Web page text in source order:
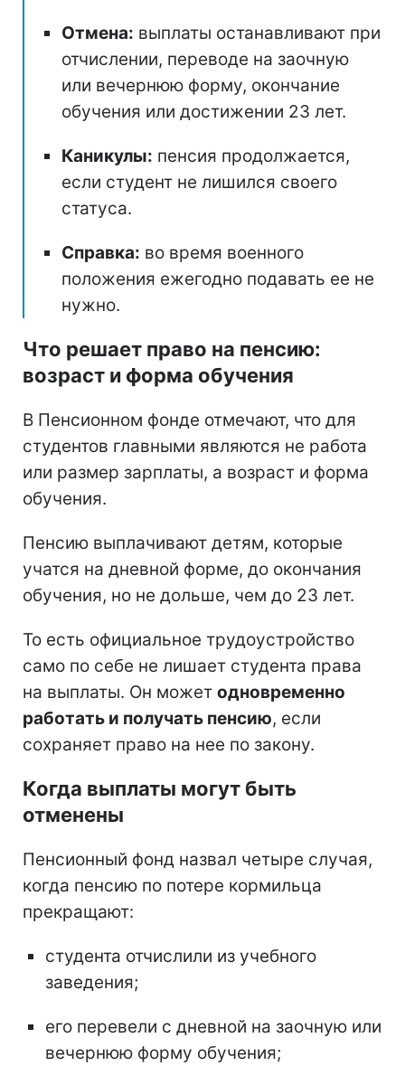
Отмена: выплаты останавливают при
отчислении, переводе на заочную
или вечернюю форму, окончание
обучения или достижении 23 лет.
Каникулы: пенсия продолжается,
если студент не лишился своего
статуса.
Справка: во время военного
положения ежегодно подавать ее не
нужно.
Что решает право на пенсию:
возраст и форма обучения
В Пенсионном фонде отмечают, что для
студентов главными являются не работа
или размер зарплаты, а возраст и форма
обучения.
Пенсию выплачивают детям, которые
учатся на дневной форме, до окончания
обучения, но не дольше, чем до 23 лет.
То есть официальное трудоустройство
само по себе не лишает студента права
на выплаты. Он может одновременно
работать и получать пенсию, если
сохраняет право на нее по закону.
Когда выплаты могут быть
отменены
Пенсионный фонд назвал четыре случая,
когда пенсию по потере кормильца
прекращают:
студента отчислили из учебного
заведения;
его перевели с дневной на заочную или
вечернюю форму обучения;